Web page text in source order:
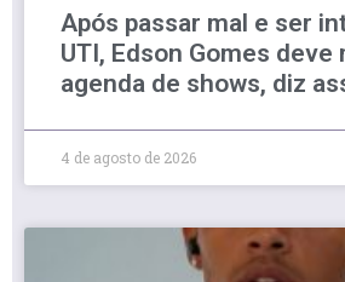
Após passar mal e ser
UTI, Edson Gomes deve
agenda de shows, diz
4 de agosto de 2026